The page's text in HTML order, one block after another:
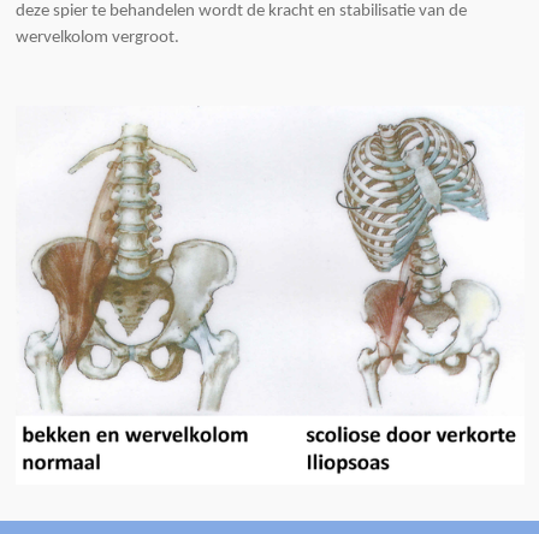
deze spier te behandelen wordt de kracht en stabilisatie van de
wervelkolom vergroot.